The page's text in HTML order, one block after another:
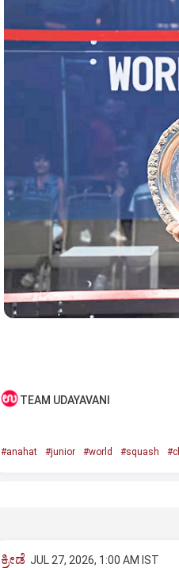
TEAM UDAYAVANI
#anahat #junior #world #squash
ಕ್ರೀಡೆ JUL 27, 2026, 1:00 AM IST